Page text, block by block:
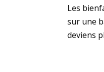
Les
sur une
deviens